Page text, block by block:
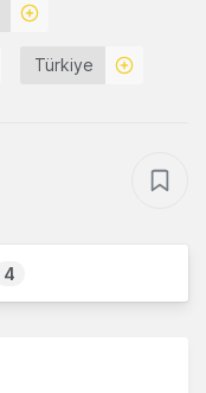
Türkiye
4